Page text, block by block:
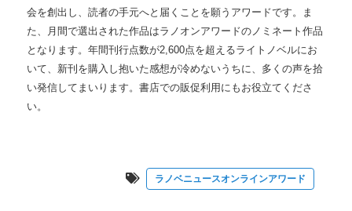
会を創出し、読者の手元へと届くことを願うアワードです。ま
た、月間で選出された作品はラノオンアワードのノミネート作品
となります。年間刊行点数が2,600点を超えるライトノベルにお
いて、新刊を購入し抱いた感想が冷めないうちに、多くの声を拾
い発信してまいります。書店での販促利用にもお役立てくださ
い。
ラノベニュースオンラインアワード